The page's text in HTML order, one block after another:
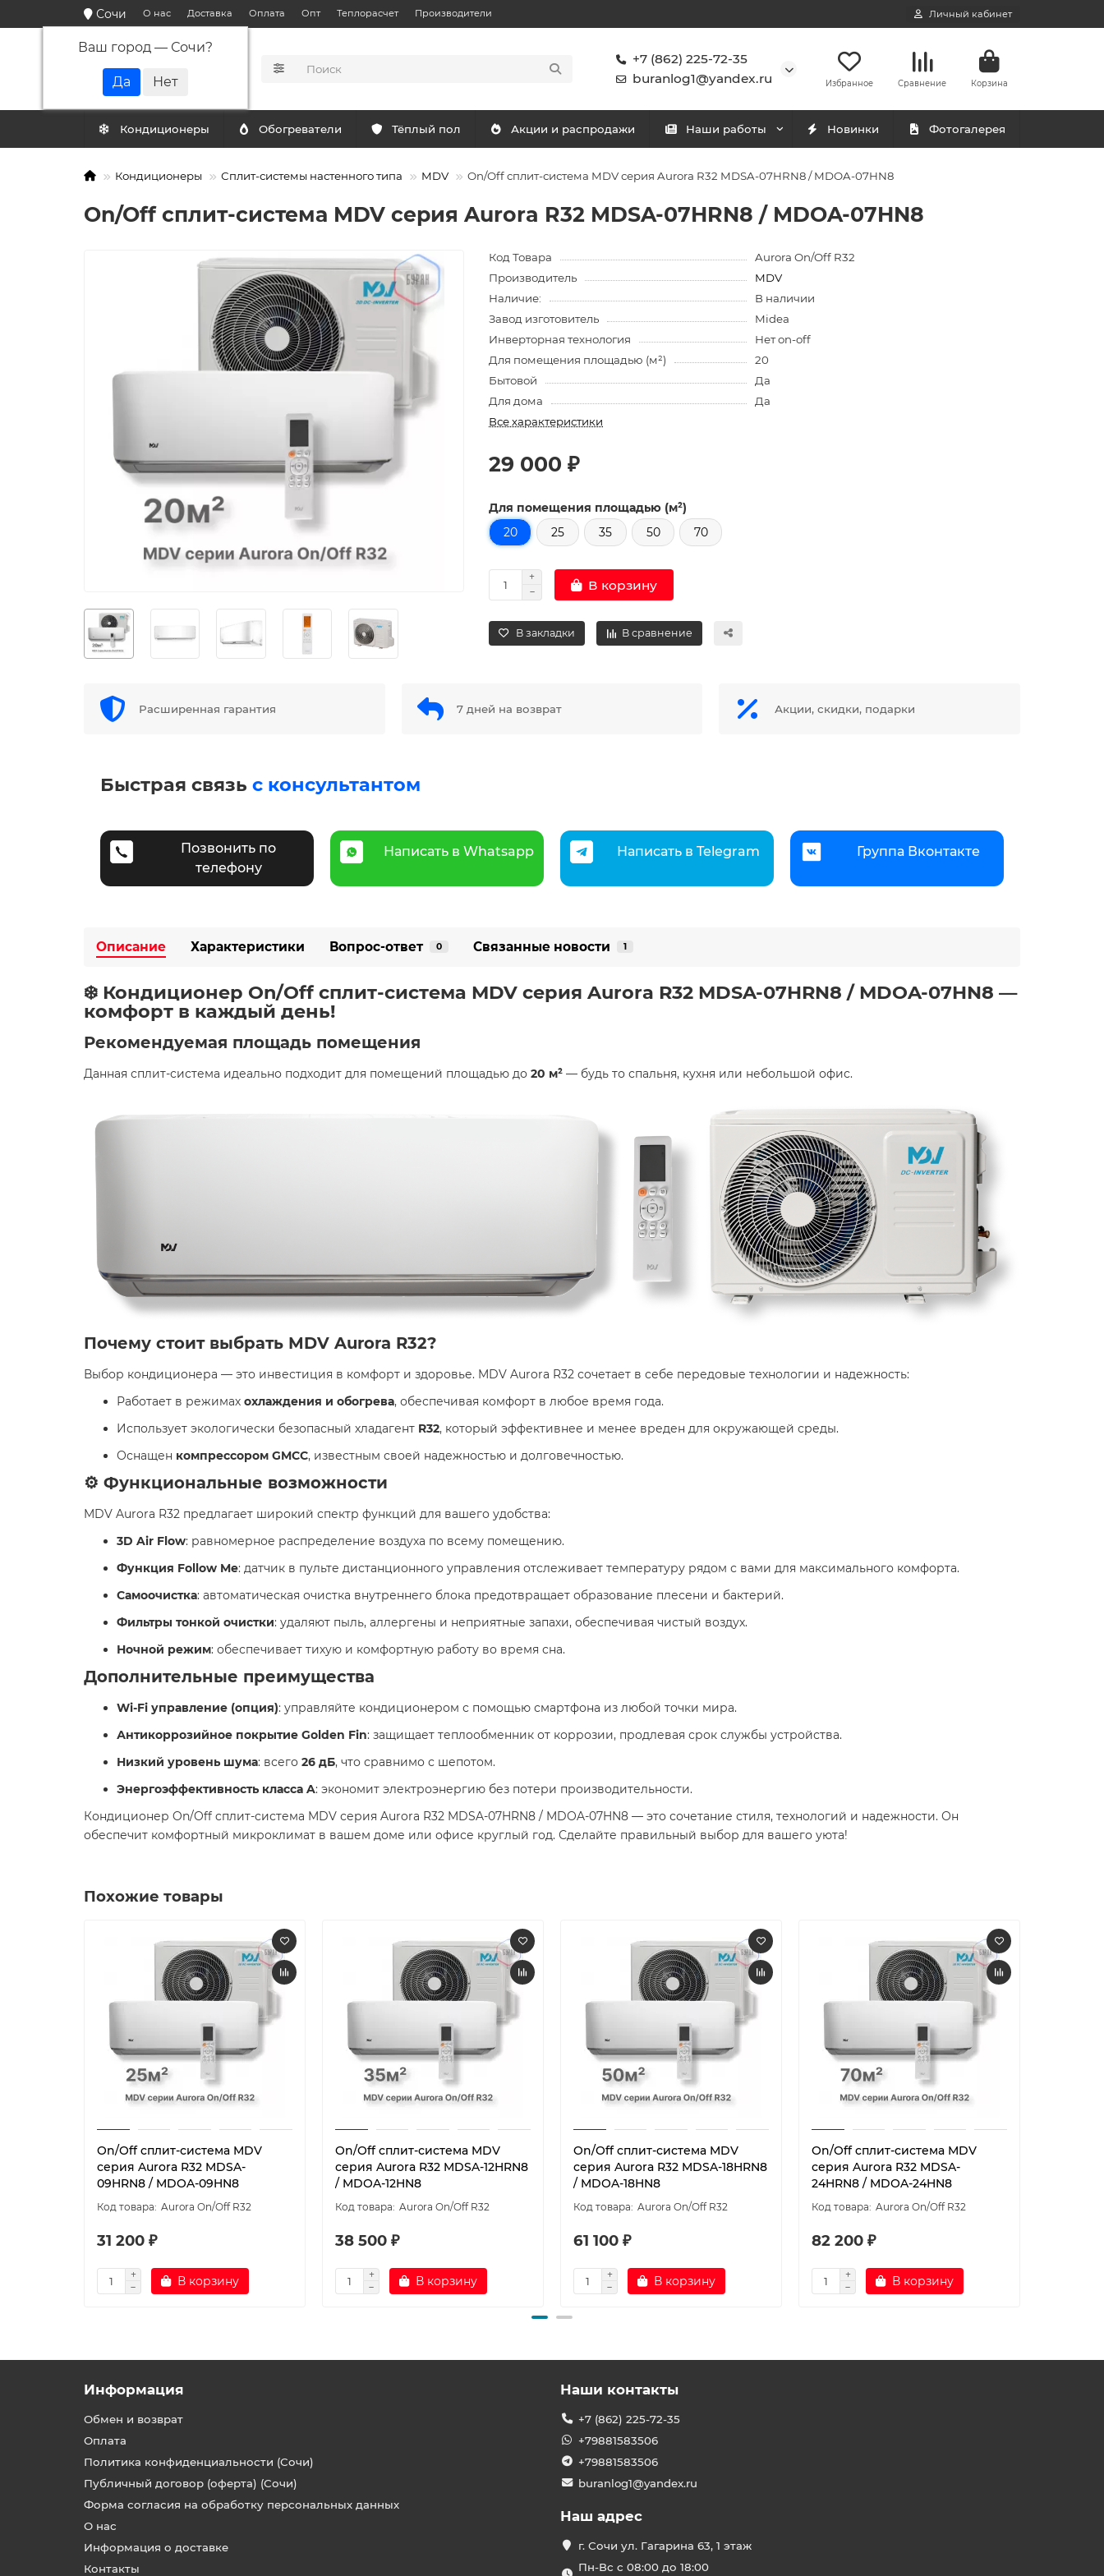
Сочи
Ваш город — Сочи?
О нас Доставка Оплата Опт Теплорасчет Производители Личный кабинет
+7 (862) 225-72-35
buranlog1@yandex.ru
Избранное Сравнение Корзина
Кондиционеры Обогреватели Тёплый пол Акции и распродажи Наши работы Новинки Фотогалерея
Кондиционеры Сплит-системы настенного типа MDV On/Off cплит-система MDV серия Aurora R32 MDSA-07HRN8 / MDOA-07HN8
On/Off cплит-система MDV серия Aurora R32 MDSA-07HRN8 / MDOA-07HN8
Код Товара
Aurora On/Off R32
Производитель
MDV
Наличие:
В наличии
Завод изготовитель
Midea
Инверторная технология
Нет on-off
Для помещения площадью (м²)
20
Бытовой
Да
Для дома
Да
Все характеристики
29 000 ₽
Для помещения площадью (м²)
20
25 35 50 70
В корзину
В закладки В сравнение
Расширенная гарантия 7 дней на возврат Акции, скидки, подарки
Быстрая связь с консультантом
Позвонить по
телефону
Написать в Whatsapp Написать в Telegram Группа Вконтакте
Описание Характеристики Вопрос-ответ 0 Связанные новости 1
❄️ Кондиционер On/Off cплит-система MDV серия Aurora R32 MDSA-07HRN8 / MDOA-07HN8 —
комфорт в каждый день!
Рекомендуемая площадь помещения
Данная сплит-система идеально подходит для помещений площадью до 20 м² — будь то спальня, кухня или небольшой офис.​
Почему стоит выбрать MDV Aurora R32?
Выбор кондиционера — это инвестиция в комфорт и здоровье. MDV Aurora R32 сочетает в себе передовые технологии и надежность:​
Работает в режимах охлаждения и обогрева, обеспечивая комфорт в любое время года.
Использует экологически безопасный хладагент R32, который эффективнее и менее вреден для окружающей среды.
Оснащен компрессором GMCC, известным своей надежностью и долговечностью.​
⚙️ Функциональные возможности
MDV Aurora R32 предлагает широкий спектр функций для вашего удобства:​
3D Air Flow: равномерное распределение воздуха по всему помещению.
Функция Follow Me: датчик в пульте дистанционного управления отслеживает температуру рядом с вами для максимального комфорта.
Самоочистка: автоматическая очистка внутреннего блока предотвращает образование плесени и бактерий.
Фильтры тонкой очистки: удаляют пыль, аллергены и неприятные запахи, обеспечивая чистый воздух.
Ночной режим: обеспечивает тихую и комфортную работу во время сна.​
Дополнительные преимущества
Wi-Fi управление (опция): управляйте кондиционером с помощью смартфона из любой точки мира.
Антикоррозийное покрытие Golden Fin: защищает теплообменник от коррозии, продлевая срок службы устройства.
Низкий уровень шума: всего 26 дБ, что сравнимо с шепотом.
Энергоэффективность класса A: экономит электроэнергию без потери производительности.​
Кондиционер On/Off cплит-система MDV серия Aurora R32 MDSA-07HRN8 / MDOA-07HN8 — это сочетание стиля, технологий и надежности. Он
обеспечит комфортный микроклимат в вашем доме или офисе круглый год. Сделайте правильный выбор для вашего уюта! ️​
Похожие товары
On/Off cплит-система MDV
серия Aurora R32 MDSA-
09HRN8 / MDOA-09HN8
Aurora On/Off R32
31 200 ₽
В корзину
On/Off cплит-система MDV
серия Aurora R32 MDSA-12HRN8
/ MDOA-12HN8
Aurora On/Off R32
38 500 ₽
В корзину
On/Off cплит-система MDV
серия Aurora R32 MDSA-18HRN8
/ MDOA-18HN8
Aurora On/Off R32
61 100 ₽
В корзину
On/Off cплит-система MDV
серия Aurora R32 MDSA-
24HRN8 / MDOA-24HN8
Aurora On/Off R32
82 200 ₽
В корзину
Информация
Обмен и возврат
Оплата
Политика конфиденциальности (Сочи)
Публичный договор (оферта) (Сочи)
Форма согласия на обработку персональных данных
О нас
Информация о доставке
Контакты
Наши контакты
+7 (862) 225-72-35
+79881583506
+79881583506
buranlog1@yandex.ru
Наш адрес
г. Сочи ул. Гагарина 63, 1 этаж
Пн-Вс с 08:00 до 18:00